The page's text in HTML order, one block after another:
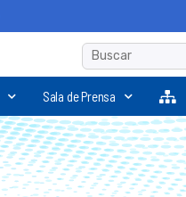
Sala de Prensa